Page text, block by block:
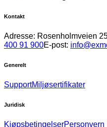
Kontakt
Adresse: Rosenholmveien
400 91 900E-post:
Generelt
SupportMiljøsertifikater
Juridisk
KjøpsbetingelserPersonvern